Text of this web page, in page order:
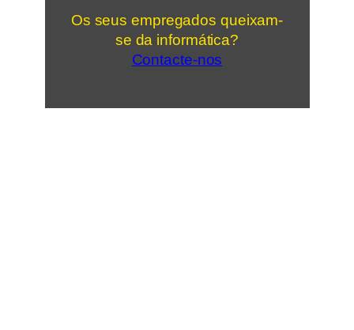
Os seus empregados queixam-
se da informática?
Contacte-nos